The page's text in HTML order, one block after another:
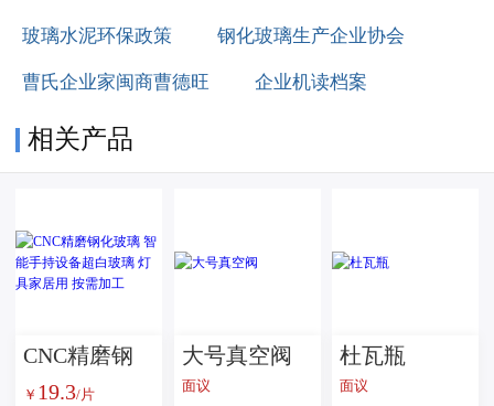
玻璃水泥环保政策 钢化玻璃生产企业协会
曹氏企业家闽商曹德旺 企业机读档案
相关产品
CNC精磨钢
化玻璃 智能
￥ 19.3/片
大号真空阀
面议
杜瓦瓶
面议